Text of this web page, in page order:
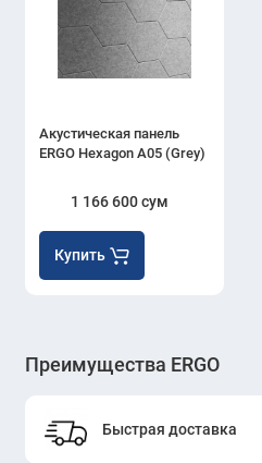
Акустическая панель
ERGO Hexagon A05 (Grey)
1 166 600 сум
Купить
Преимущества ERGO
Быстрая доставка